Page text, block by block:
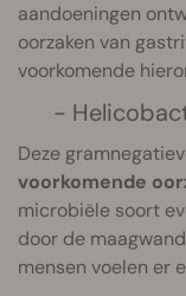
aandoeningen
oorzaken van
voorkomende
-
Deze
voorkomende
microbiële soort
door de
mensen voelen er